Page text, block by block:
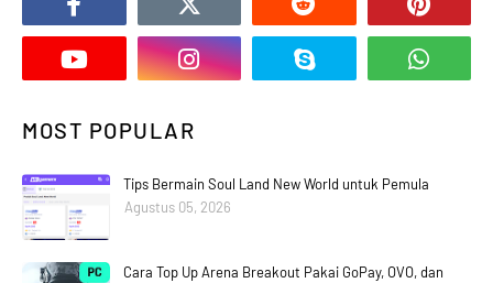
MOST POPULAR
Tips Bermain Soul Land New World untuk Pemula
Agustus 05, 2026
Cara Top Up Arena Breakout Pakai GoPay, OVO, dan